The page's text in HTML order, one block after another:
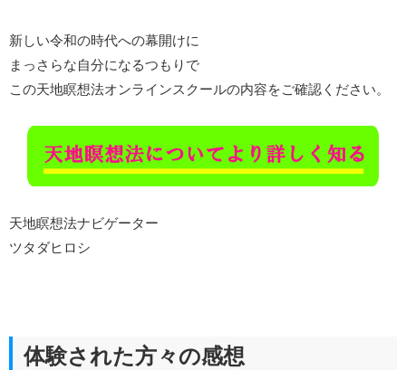
新しい令和の時代への幕開けに
まっさらな自分になるつもりで
この天地瞑想法オンラインスクールの内容をご確認ください。
天地瞑想法ナビゲーター
ツタダヒロシ
体験された方々の感想